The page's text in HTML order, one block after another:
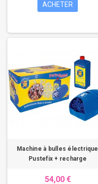
ACHETER
Machine à bulles électrique
Pustefix + recharge
54,00 €